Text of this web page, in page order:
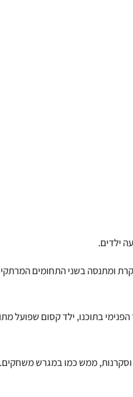
ילדים.
ומתנסה בשני התחומים
בתוכנו, ילד קסום שפועל
וסקרנות, ממש כמו במגרש